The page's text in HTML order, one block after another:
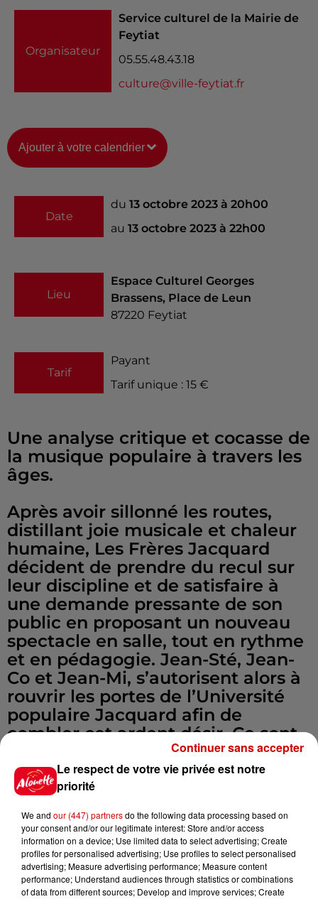
Organisateur
Service culturel de la Mairie de
Feytiat
05.55.48.43.18
culture@ville-feytiat.fr
Ajouter à votre calendrier
Date
du 13 octobre 2023 à 20h00
au 13 octobre 2023 à 22h00
Lieu
Espace Culturel Georges
Brassens, Place de Leun
87220 Feytiat
Tarif
Payant
Tarif unique : 15 €
Une analyse critique et cocasse de
la musique populaire à travers les
âges.
Après avoir sillonné les routes,
distillant joie musicale et chaleur
humaine, Les Frères Jacquard
décident de prendre du recul sur
leur discipline et de satisfaire à
une demande pressante de son
public en proposant un nouveau
spectacle en salle, tout en rythme
et en pédagogie. Jean-Sté, Jean-
Co et Jean-Mi, s’autorisent alors à
rouvrir les portes de l’Université
populaire Jacquard afin de
combler cet ardent désir. Ce sont
en professeurs émérites qu’ils
nous reviennent pour aborder des
sujets aussi pointus que : « Les
grands chanteurs morts expliqués
aux enfants », « Stretch et Bee
Gees : Le mystère des voix de tête
» ou bien encore « Musique
classique et chansons paillardes :
Le respect de votre vie privée est notre
priorité
We and our (447) partnersdo the following data processing based on
your consent and/or our legitimate interest: Store and/or access
information on a device; Use limited data to select advertising; Create
profiles for personalised advertising; Use profiles to select personalised
advertising; Measure advertising performance; Measure content
performance; Understand audiences through statistics or combinations
of data from different sources; Develop and improve services; Create
Continuer sans accepter